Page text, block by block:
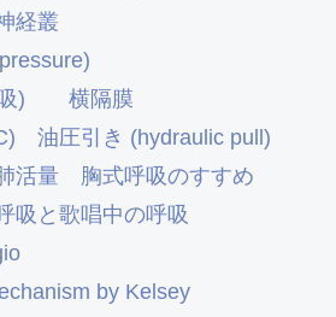
経叢
吸)
横隔膜
油圧引き (hydraulic pull)
活量
胸式呼吸のすすめ
吸と歌唱中の呼吸
by Kelsey